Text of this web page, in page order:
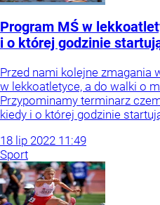
Program MŚ w
i o której godzinie
Przed nami kolejne
w lekkoatletyce, a do walki o
Przypominamy terminarz
kiedy i o której godzinie
18 lip 2022 11:49
Sport